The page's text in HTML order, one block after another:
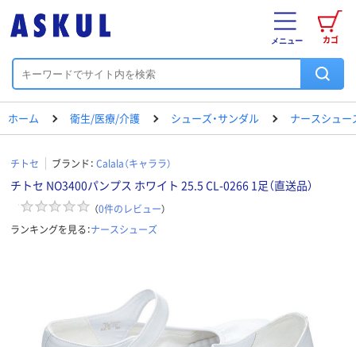
カゴ
メニュー
ホーム 衛生/医療/介護 シューズ・サンダル ナースシュー
チトセ ブランド： Calala（キャララ）
チトセ NO3400パンプス ホワイト 25.5 CL-0266 1足（直送品）
（0件のレビュー）
ランキングを見る：ナースシューズ